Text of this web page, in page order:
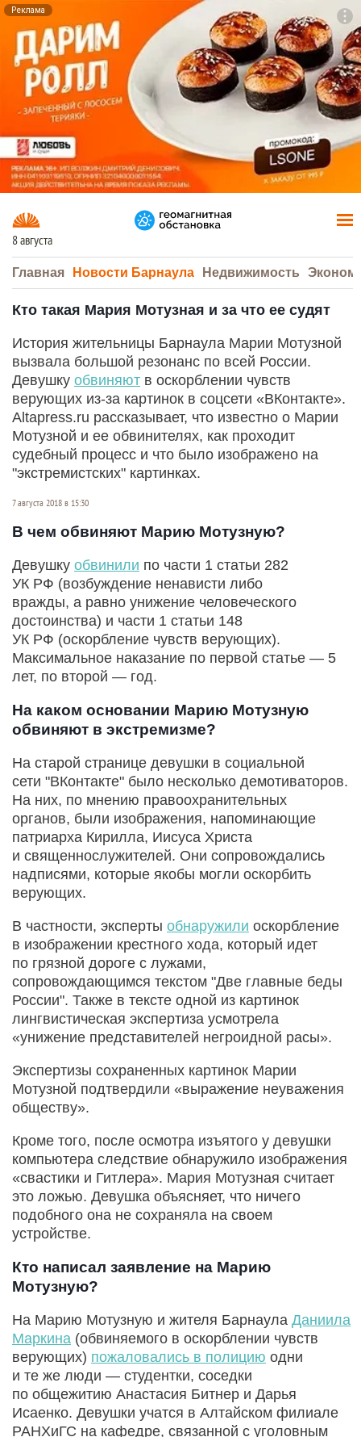
Реклама
8 августа
Главная Новости Барнаула Недвижимость
Кто такая Мария Мотузная и за что ее судят
История жительницы Барнаула Марии Мотузной
вызвала большой резонанс по всей России.
Девушку обвиняют в оскорблении чувств
верующих из-за картинок в соцсети «ВКонтакте».
Altapress.ru рассказывает, что известно о Марии
Мотузной и ее обвинителях, как проходит
судебный процесс и что было изображено на
"экстремистских" картинках.
7 августа 2018 в 15:30
В чем обвиняют Марию Мотузную?
Девушку обвинили по части 1 статьи 282
УК РФ (возбуждение ненависти либо
вражды, а равно унижение человеческого
достоинства) и части 1 статьи 148
УК РФ (оскорбление чувств верующих).
Максимальное наказание по первой статье — 5
лет, по второй — год.
На каком основании Марию Мотузную
обвиняют в экстремизме?
На старой странице девушки в социальной
сети "ВКонтакте" было несколько демотиваторов.
На них, по мнению правоохранительных
органов, были изображения, напоминающие
патриарха Кирилла, Иисуса Христа
и священнослужителей. Они сопровождались
надписями, которые якобы могли оскорбить
верующих.
В частности, эксперты обнаружили оскорбление
в изображении крестного хода, который идет
по грязной дороге с лужами,
сопровождающимся текстом "Две главные беды
России". Также в тексте одной из картинок
лингвистическая экспертиза усмотрела
«унижение представителей негроидной расы».
Экспертизы сохраненных картинок Марии
Мотузной подтвердили «выражение неуважения
обществу».
Кроме того, после осмотра изъятого у девушки
компьютера следствие обнаружило изображения
«свастики и Гитлера». Мария Мотузная считает
это ложью. Девушка объясняет, что ничего
подобного она не сохраняла на своем
устройстве.
Кто написал заявление на Марию
Мотузную?
На Марию Мотузную и жителя Барнаула Даниила
Маркина (обвиняемого в оскорблении чувств
верующих) пожаловались в полицию одни
и те же люди — студентки, соседки
по общежитию Анастасия Битнер и Дарья
Исаенко. Девушки учатся в Алтайском филиале
РАНХиГС на кафедре, связанной с уголовным